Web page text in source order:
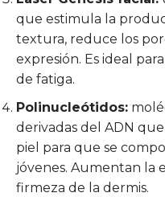
que estimula la
textura, reduce los
expresión. Es ideal
de fatiga.
Polinucleótidos:
derivadas del ADN
piel para que se
jóvenes. Aumentan la
firmeza de la dermis.